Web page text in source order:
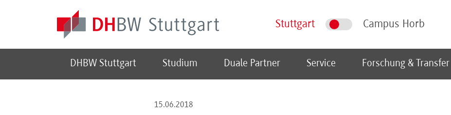
Stuttgart Campus Horb
DHBW Stuttgart Studium Duale Partner Service Forschung & Transfer
15.06.2018